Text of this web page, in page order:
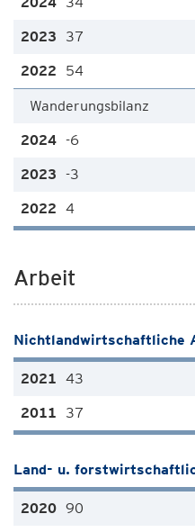
37
54
Wanderungsbilanz
-6
-3
4
Arbeit
Nichtlandwirtschaftliche
43
37
Land- u.
90